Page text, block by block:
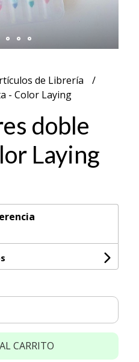
de Librería
- Color Laying
doble
Laying
CARRITO